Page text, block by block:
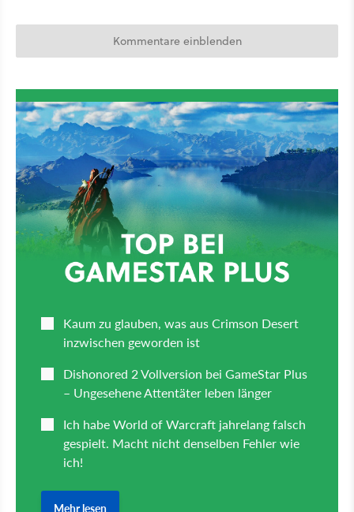
Kommentare einblenden